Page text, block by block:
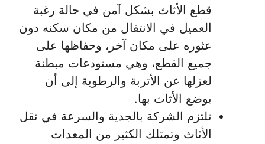
قطع الأثاث بشكل آمن في حالة رغبة
العميل في الانتقال من مكان سكنه دون
عثوره على مكان آخر، وحفاظها على
جميع القطع، وهي مستودعات مبطنة
لعزلها عن الأتربة والرطوبة إلى أن
يوضع الأثاث بها.
تلتزم الشركة بالجدية والسرعة في نقل
الأثاث وتمتلك الكثير من المعدات